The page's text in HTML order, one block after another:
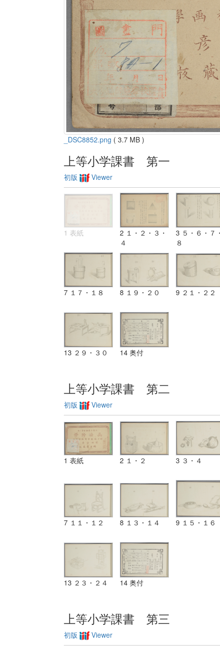
_DSC8852.png ( 3.7 MB )
上等小学課書 第一
初版 Viewer
1 表紙
2 １・２・３・
４
3 ５・６・７
８
7 １７・１８ 8 １９・２０ 9 ２１・２２
13 ２９・３０ 14 奥付
上等小学課書 第二
初版 Viewer
1 表紙 2 １・２ 3 ３・４
7 １１・１２ 8 １３・１４ 9 １５・１６
13 ２３・２４ 14 奥付
上等小学課書 第三
初版 Viewer